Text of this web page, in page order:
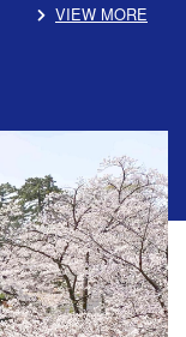
VIEW MORE